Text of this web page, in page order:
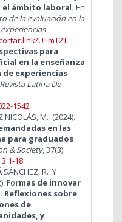
el ámbito laboral. En
de la evaluación en la
UTmT2T
para
en la enseñanza
de experiencias
Revista Latina De
1542
NICOLÁS, M. (2024).
en las
para graduados
& Society, 37(3).
18
SÁNCHEZ, R. Y
Formas de innovar
Reflexiones sobre
de
y